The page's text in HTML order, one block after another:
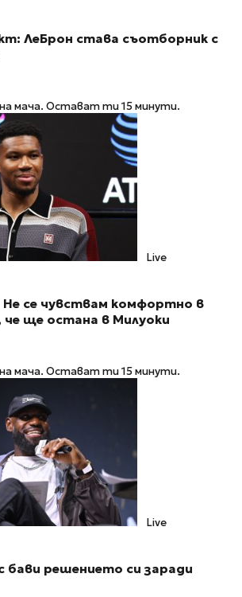
ЛеБрон става съотборник с
на мача. Остават ти 15 минути.
Live
се чувствам комфортно в
че ще остана в Милуоки
на мача. Остават ти 15 минути.
Live
бави решението си заради